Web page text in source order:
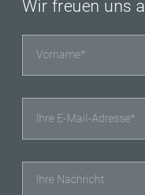
Wir freuen uns